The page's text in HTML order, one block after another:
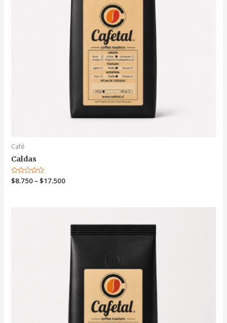
Café
Caldas
Valorado
en
$8.750–$17.500